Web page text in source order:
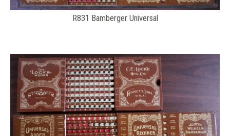
R831 Bamberger Universal